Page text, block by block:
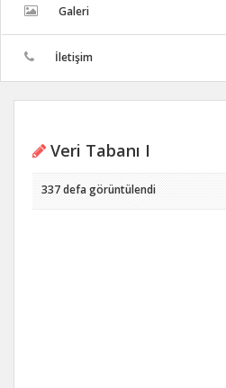
Galeri
İletişim
Veri Tabanı I
337 defa görüntülendi